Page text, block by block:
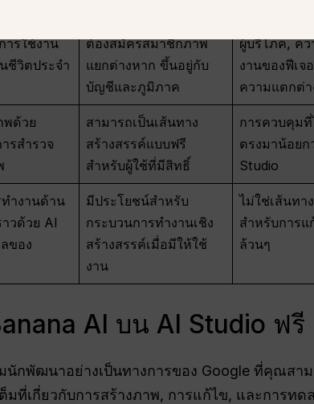
ย่าง
ารใช้งาน
ชีวิตประจำ
ต้องสมัครสมาชิกภาพ
แยกต่างหาก ขึ้นอยู่กับ
บัญชีและภูมิภาค
ข้อจำกัดขอ
ผู้บริโภค, ค
งานของฟีเจ
ความแตกต่
พด้วย
รสำรวจ
สามารถเป็นเส้นทาง
สร้างสรรค์แบบฟรี
สำหรับผู้ใช้ที่มีสิทธิ์
การควบคุมที่
ตรงมาน้อยก
Studio
ำงานด้าน
วด้วย AI
ของ
มีประโยชน์สำหรับ
กระบวนการทำงานเชิง
สร้างสรรค์เมื่อมีให้ใช้
งาน
ไม่ใช่เส้นทา
สำหรับการแ
ล้วนๆ
AI บน AI Studio ฟรี
กพัฒนาอย่างเป็นทางการของ Google ที่คุณสา
ที่เกี่ยวกับการสร้างภาพ, การแก้ไข, และการทด